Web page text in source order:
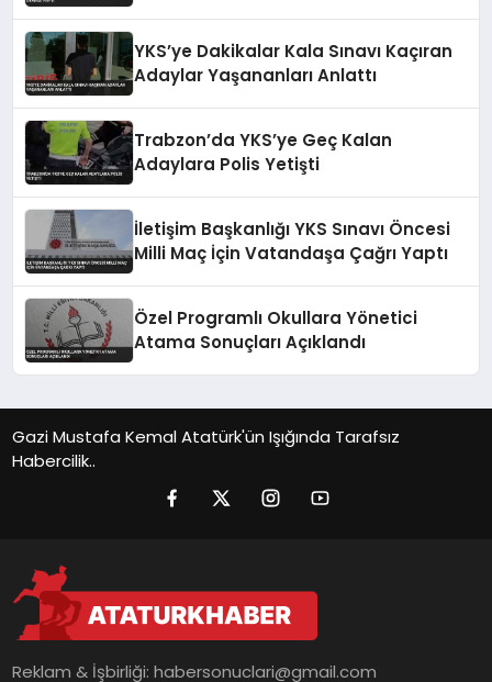
YKS’ye Dakikalar Kala Sınavı Kaçıran
Adaylar Yaşananları Anlattı
Trabzon’da YKS’ye Geç Kalan
Adaylara Polis Yetişti
İletişim Başkanlığı YKS Sınavı Öncesi
Milli Maç İçin Vatandaşa Çağrı Yaptı
Özel Programlı Okullara Yönetici
Atama Sonuçları Açıklandı
Gazi Mustafa Kemal Atatürk'ün Işığında Tarafsız
Habercilik..
Reklam & İşbirliği:habersonuclari@gmail.com